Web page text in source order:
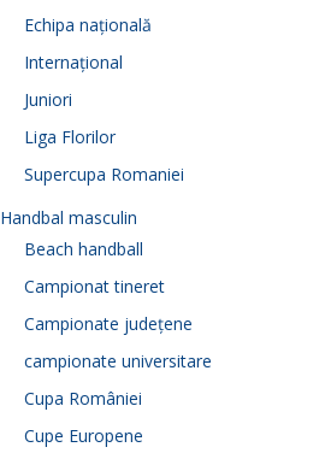
Echipa națională
Internațional
Juniori
Liga Florilor
Supercupa Romaniei
Handbal masculin
Beach handball
Campionat tineret
Campionate județene
campionate universitare
Cupa României
Cupe Europene